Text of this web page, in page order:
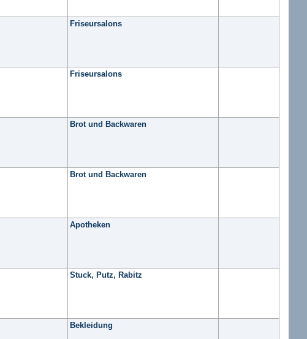
Friseursalons
Friseursalons
Brot und Backwaren
Brot und Backwaren
Apotheken
Stuck, Putz, Rabitz
Bekleidung